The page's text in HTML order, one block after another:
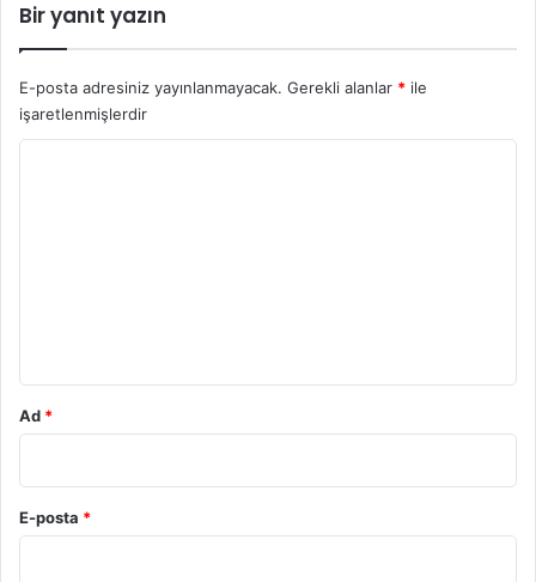
Bir yanıt yazın
E-posta adresiniz yayınlanmayacak. Gerekli alanlar * ile
işaretlenmişlerdir
Ad *
E-posta *